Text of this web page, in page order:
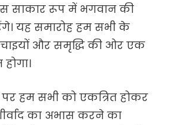
साकार रूप में भगवान की
यह समारोह हम सभी के
और समृद्धि की ओर एक
हम सभी को एकत्रित होकर
का अभास करने का